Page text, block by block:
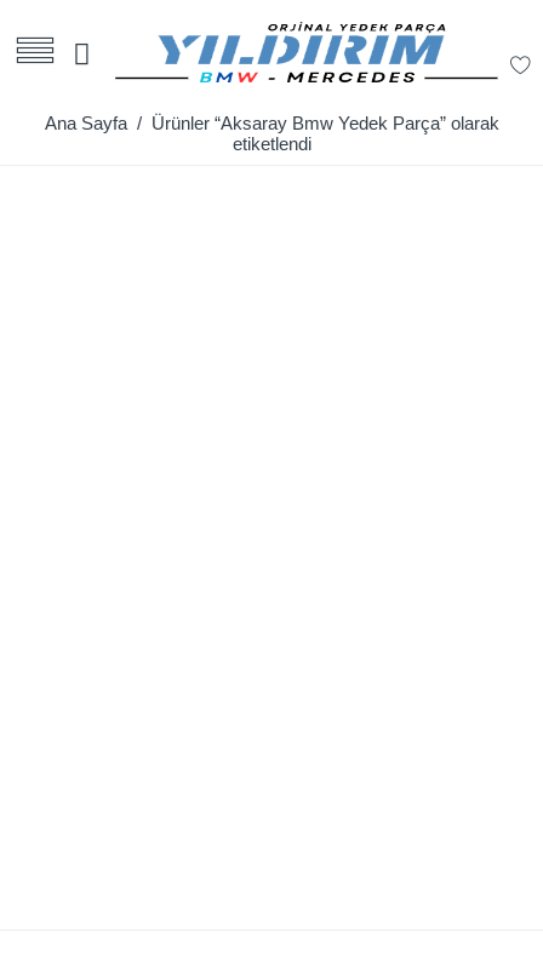
Ana Sayfa/ Ürünler “Aksaray Bmw Yedek Parça” olarak
etiketlendi